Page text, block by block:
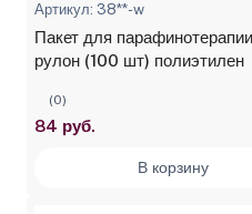
Артикул: 38**-w
Пакет для
рулон (100 шт) полиэтилен
(0)
84 руб.
В корзину